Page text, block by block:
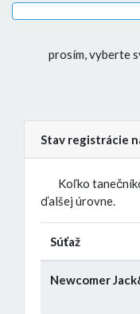
prosím, vyberte
Stav registrácie
Koľko
ďalšej úrovne.
Súťaž
Newcomer